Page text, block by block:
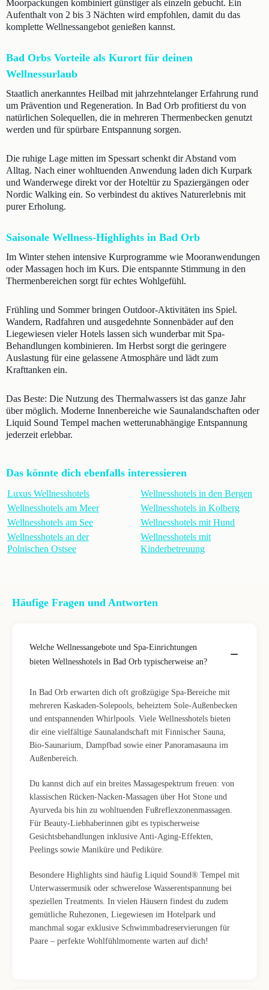
Moorpackungen kombiniert günstiger als einzeln gebucht. Ein
Aufenthalt von 2 bis 3 Nächten wird empfohlen, damit du das
komplette Wellnessangebot genießen kannst.
Bad Orbs Vorteile als Kurort für deinen
Wellnessurlaub
Staatlich anerkanntes Heilbad mit jahrzehntelanger Erfahrung rund
um Prävention und Regeneration. In Bad Orb profitierst du von
natürlichen Solequellen, die in mehreren Thermenbecken genutzt
werden und für spürbare Entspannung sorgen.
Die ruhige Lage mitten im Spessart schenkt dir Abstand vom
Alltag. Nach einer wohltuenden Anwendung laden dich Kurpark
und Wanderwege direkt vor der Hoteltür zu Spaziergängen oder
Nordic Walking ein. So verbindest du aktives Naturerlebnis mit
purer Erholung.
Saisonale Wellness-Highlights in Bad Orb
Im Winter stehen intensive Kurprogramme wie Mooranwendungen
oder Massagen hoch im Kurs. Die entspannte Stimmung in den
Thermenbereichen sorgt für echtes Wohlgefühl.
Frühling und Sommer bringen Outdoor-Aktivitäten ins Spiel.
Wandern, Radfahren und ausgedehnte Sonnenbäder auf den
Liegewiesen vieler Hotels lassen sich wunderbar mit Spa-
Behandlungen kombinieren. Im Herbst sorgt die geringere
Auslastung für eine gelassene Atmosphäre und lädt zum
Krafttanken ein.
Das Beste: Die Nutzung des Thermalwassers ist das ganze Jahr
über möglich. Moderne Innenbereiche wie Saunalandschaften oder
Liquid Sound Tempel machen wetterunabhängige Entspannung
jederzeit erlebbar.
Das könnte dich ebenfalls interessieren
Luxus Wellnesshotels
Wellnesshotels am Meer
Wellnesshotels am See
Wellnesshotels an der
Polnischen Ostsee
Wellnesshotels in den Bergen
Wellnesshotels in Kolberg
Wellnesshotels mit Hund
Wellnesshotels mit
Kinderbetreuung
Häufige Fragen und Antworten
Welche Wellnessangebote und Spa-Einrichtungen
bieten Wellnesshotels in Bad Orb typischerweise an?
In Bad Orb erwarten dich oft großzügige Spa-Bereiche mit
mehreren Kaskaden-Solepools, beheiztem Sole-Außenbecken
und entspannenden Whirlpools. Viele Wellnesshotels bieten
dir eine vielfältige Saunalandschaft mit Finnischer Sauna,
Bio-Saunarium, Dampfbad sowie einer Panoramasauna im
Außenbereich.
Du kannst dich auf ein breites Massagespektrum freuen: von
klassischen Rücken-Nacken-Massagen über Hot Stone und
Ayurveda bis hin zu wohltuenden Fußreflexzonenmassagen.
Für Beauty-Liebhaberinnen gibt es typischerweise
Gesichtsbehandlungen inklusive Anti-Aging-Effekten,
Peelings sowie Maniküre und Pediküre.
Besondere Highlights sind häufig Liquid Sound® Tempel mit
Unterwassermusik oder schwerelose Wasserentspannung bei
speziellen Treatments. In vielen Häusern findest du zudem
gemütliche Ruhezonen, Liegewiesen im Hotelpark und
manchmal sogar exklusive Schwimmbadreservierungen für
Paare – perfekte Wohlfühlmomente warten auf dich!